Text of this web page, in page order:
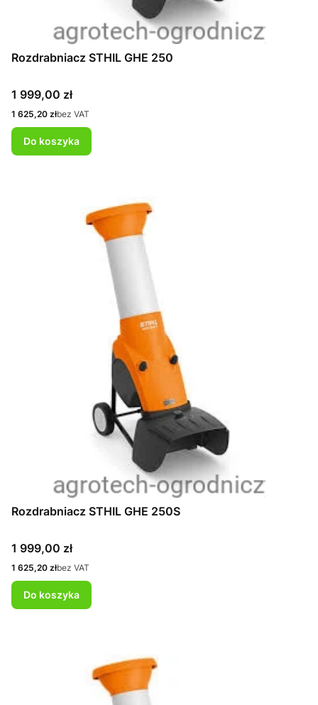
Rozdrabniacz STHIL GHE 250
Cena
1 999,00 zł
Cena
1 625,20 złbez VAT
Do koszyka
Rozdrabniacz STHIL GHE 250S
Cena
1 999,00 zł
Cena
1 625,20 złbez VAT
Do koszyka